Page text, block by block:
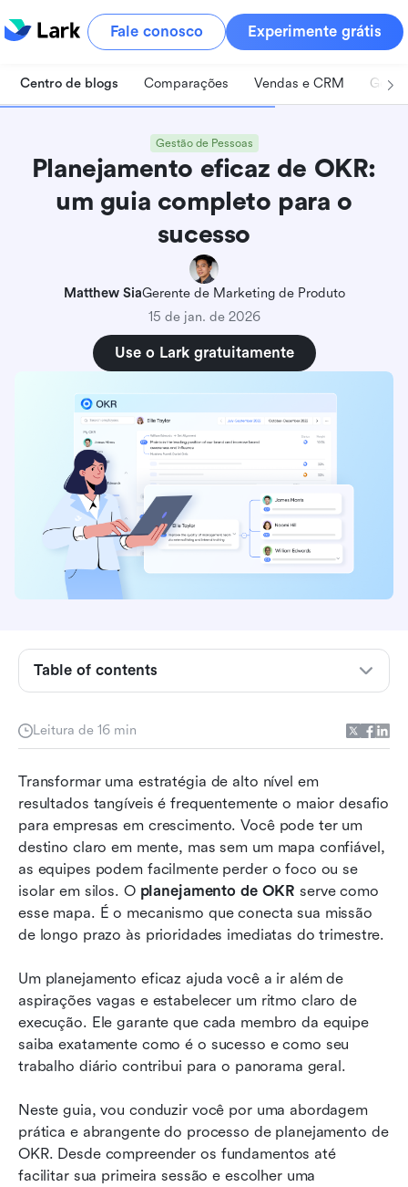
Fale conosco Experimente grátis
Centro de blogs Comparações Vendas e CRM
Gestão de Pessoas
Planejamento eficaz de OKR:
um guia completo para o
sucesso
Matthew SiaGerente de Marketing de Produto
15 de jan. de 2026
Use o Lark gratuitamente
Leitura de 16 min
Transformar uma estratégia de alto nível em
resultados tangíveis é frequentemente o maior desafio
para empresas em crescimento. Você pode ter um
destino claro em mente, mas sem um mapa confiável,
as equipes podem facilmente perder o foco ou se
isolar em silos. O planejamento de OKR serve como
esse mapa. É o mecanismo que conecta sua missão
de longo prazo às prioridades imediatas do trimestre.
Um planejamento eficaz ajuda você a ir além de
aspirações vagas e estabelecer um ritmo claro de
execução. Ele garante que cada membro da equipe
saiba exatamente como é o sucesso e como seu
trabalho diário contribui para o panorama geral.
Neste guia, vou conduzir você por uma abordagem
prática e abrangente do processo de planejamento de
OKR. Desde compreender os fundamentos até
facilitar sua primeira sessão e escolher uma
Table of contents
O que são OKRs?
Benefícios dos OKRs estratégicos
OKR
seus OKRs
Dominando o planejamento e a execução de
OKR com o Lark
Armadilhas comuns de OKR a evitar
Exemplos eficazes de OKR para equipes
diversas
Conclusão
Perguntas frequentes
Leitura relacionada